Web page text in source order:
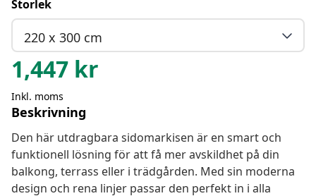
Storlek
220 x 300 cm
1,447 kr
Inkl. moms
Beskrivning
Den här utdragbara sidomarkisen är en smart och
funktionell lösning för att få mer avskildhet på din
balkong, terrass eller i trädgården. Med sin moderna
design och rena linjer passar den perfekt in i alla